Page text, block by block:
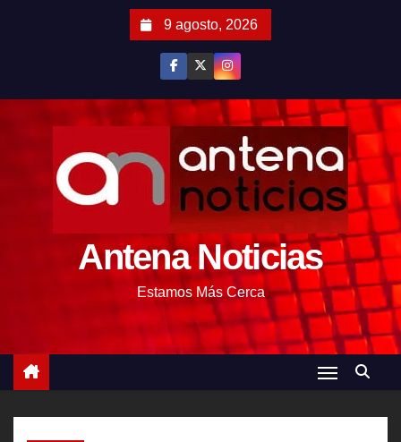
9 agosto, 2026
Antena Noticias
Estamos Más Cerca